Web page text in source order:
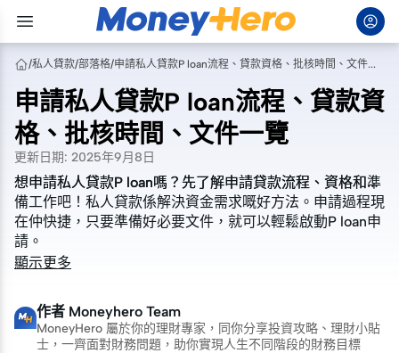
/私人貸款/部落格/ 申請私人貸款P loan流程、貸款資格、批核時間、文件一覽
申請私人貸款P loan流程、貸款資
格、批核時間、文件一覽
更新日期: 2025年9月8日
想申請私人貸款P loan嗎？先了解申請貸款流程、資格和準
備工作吧！私人貸款係解決資金需求嘅好方法。申請過程現
在仲快捷，只要準備好必要文件，就可以輕鬆啟動P loan申
請。
想申請私人貸款P loan嗎？先了解申請貸款流程、資格和準
備工作吧！私人貸款係解決資金需求嘅好方法。申請過程現
在仲快捷，只要準備好必要文件，就可以輕鬆啟動P loan申
請。
顯示更多
作者 Moneyhero Team
MoneyHero 屬於你的理財專家，同你分享投資攻略、理財小貼
士，一齊面對財務問題，助你實現人生不同階段的財務目標